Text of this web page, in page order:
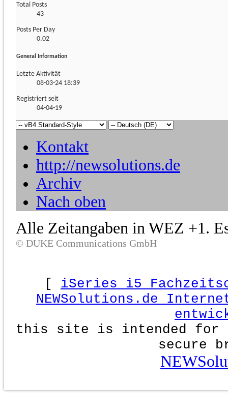
Total Posts
43
Posts Per Day
0,02
General Information
Letzte Aktivität
08-03-24 18:39
Registriert seit
04-04-19
Kontakt
http://newsolutions.de
Archiv
Nach oben
Alle Zeitangaben in WEZ +1.
© DUKE Communications GmbH
[ iSeries i5
NEWSolutions.de
this site is intended for
secure